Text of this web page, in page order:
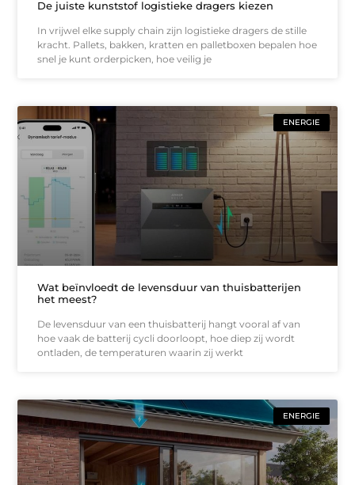
De juiste kunststof logistieke dragers kiezen
In vrijwel elke supply chain zijn logistieke dragers de stille
kracht. Pallets, bakken, kratten en palletboxen bepalen hoe
snel je kunt orderpicken, hoe veilig je
ENERGIE
Wat beïnvloedt de levensduur van thuisbatterijen
het meest?
De levensduur van een thuisbatterij hangt vooral af van
hoe vaak de batterij cycli doorloopt, hoe diep zij wordt
ontladen, de temperaturen waarin zij werkt
ENERGIE